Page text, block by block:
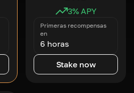
3% APY
Primeras recompensas
en
6 horas
Stake now